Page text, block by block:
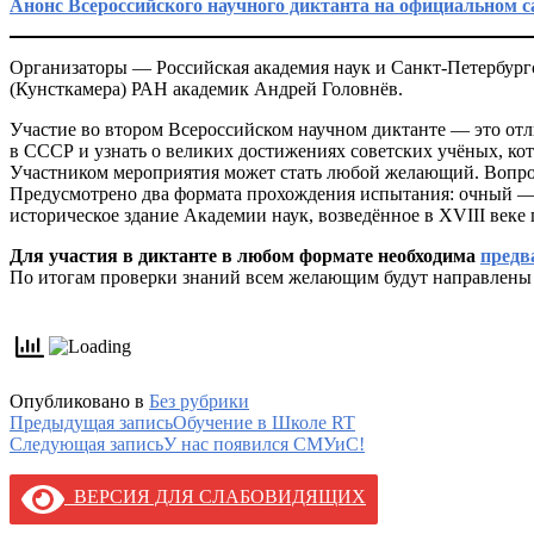
Анонс Всероссийского научного диктанта на официальном
Организаторы — Российская академия наук и Санкт-
(Кунсткамера) РАН академик Андрей Головнёв.
Участие во втором Всероссийском научном диктанте — это
в СССР и узнать о великих достижениях советских учёных,
Участником мероприятия может стать любой желающий.
Предусмотрено два формата прохождения испытания: очный
историческое здание Академии наук, возведённое в XVIII
Для участия в диктанте в любом формате необходима
По итогам проверки знаний всем желающим будут
Опубликовано в Без рубрики
Навигация
по
записям
Предыдущая записьОбучение в Школе RT
Следующая записьУ нас появился СМУиС!
ВЕРСИЯ ДЛЯ СЛАБОВИДЯЩИХ